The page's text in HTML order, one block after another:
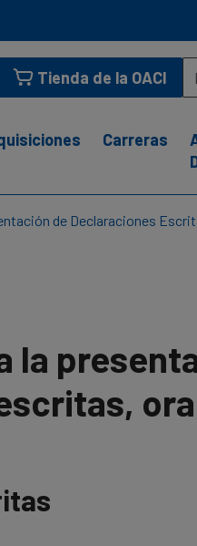
Tienda de la OACI
Carreras
de Declaraciones
la